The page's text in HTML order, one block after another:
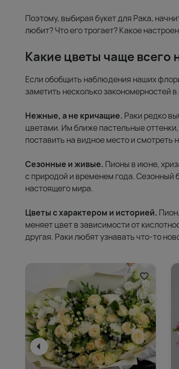
Поэтому, выбирая букет для Рака,
любит? Что его трогает? Какое
Какие цветы чаще всего
Если обобщить наблюдения наших
заметить несколько закономерностей в
Нежные, а не кричащие. Раки редко
цветами. Им ближе пастельные
поставить на видное место и смотреть
Сезонные и живые. Пионы в июне,
с природой и временем года. Сезонный
настоящего мира.
Цветы с характером и историей.
меняет цвет в зависимости от
другая. Раки любят узнавать что-то